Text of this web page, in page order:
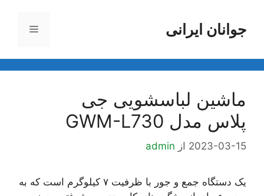
محتواجوانان ایرانی فهرست
ماشین لباسشویی جی
پلاس مدل GWM-L730
2023-03-15 از admin
یک دستگاه جمع و جور با ظرفیت ۷ کیلوگرم است که به